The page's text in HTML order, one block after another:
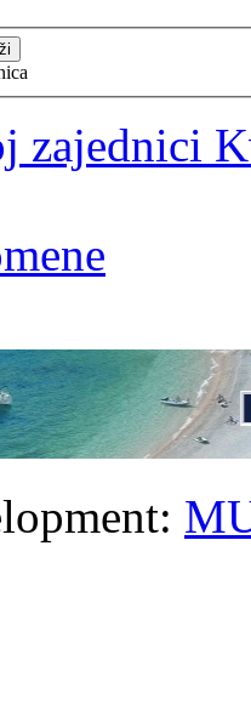
zajednici